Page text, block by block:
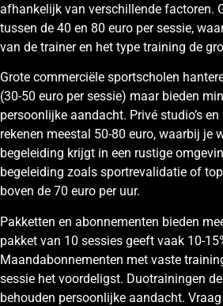
afhankelijk van verschillende factoren.
tussen de 40 en 80 euro per sessie,
van de trainer en het type training de
Grote commerciële sportscholen
(30-50 euro per sessie) maar bieden
persoonlijke aandacht. Privé studio’s
rekenen meestal 50-80 euro, waarbij je
begeleiding krijgt in een rustige
begeleiding zoals sportrevalidatie of
boven de 70 euro per uur.
Pakketten en abonnementen bieden
pakket van 10 sessies geeft vaak 10-
Maandabonnementen met vaste
sessie het voordeligst. Duotrainingen
behouden persoonlijke aandacht.